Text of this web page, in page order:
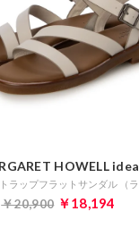
HOWELL idea
￥20,900 ￥18,194